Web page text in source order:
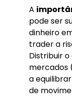
A
pode ser
dinheiro
trader a
Distribuir
mercados
a
de